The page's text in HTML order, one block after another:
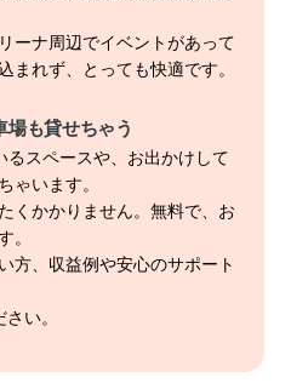
ーナ周辺でイベントがあって
まれず、とっても快適です。
場も貸せちゃう
るスペースや、お出かけして
ゃいます。
くかかりません。無料で、お
。
方、収益例や安心のサポート
い。